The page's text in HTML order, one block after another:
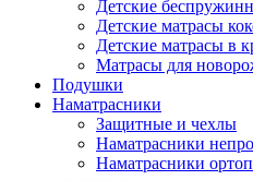
Детские
Детские матрасы
Детские матрасы в
Матрасы для
Подушки
Наматрасники
Защитные и чехлы
Наматрасники
Наматрасники